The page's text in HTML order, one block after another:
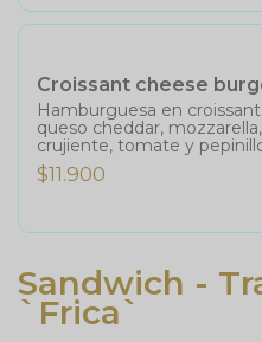
Croissant cheese
Hamburguesa en
queso cheddar,
crujiente, tomate y
papas fritas.
$11.900
Sandwich -
`frica`